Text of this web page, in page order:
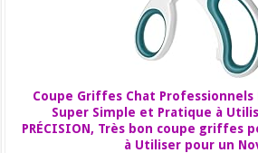
Coupe Griffes Chat
Super Simple et Pratique à
PRÉCISION, Très bon coupe griffes
à Utiliser pour un